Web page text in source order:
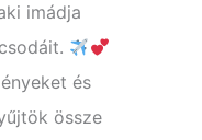
imádja
és
össze